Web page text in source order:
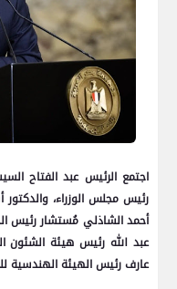
اجتمع الرئيس عبد الفتاح
رئيس مجلس الوزراء،
أحمد الشاذلي مُستشار رئيس
عبد الله رئيس هيئة الشئون
عارف رئيس الهيئة الهندسية